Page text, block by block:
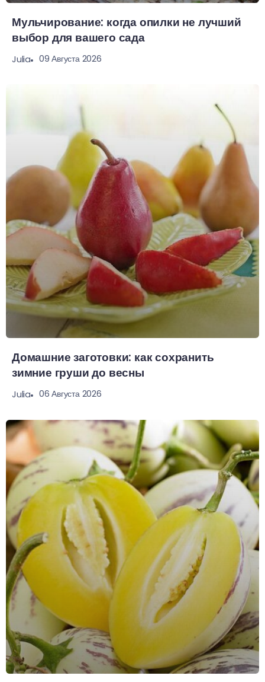
Мульчирование: когда опилки не лучший
выбор для вашего сада
Julia 09 Августа 2026
Домашние заготовки: как сохранить
зимние груши до весны
Julia 06 Августа 2026